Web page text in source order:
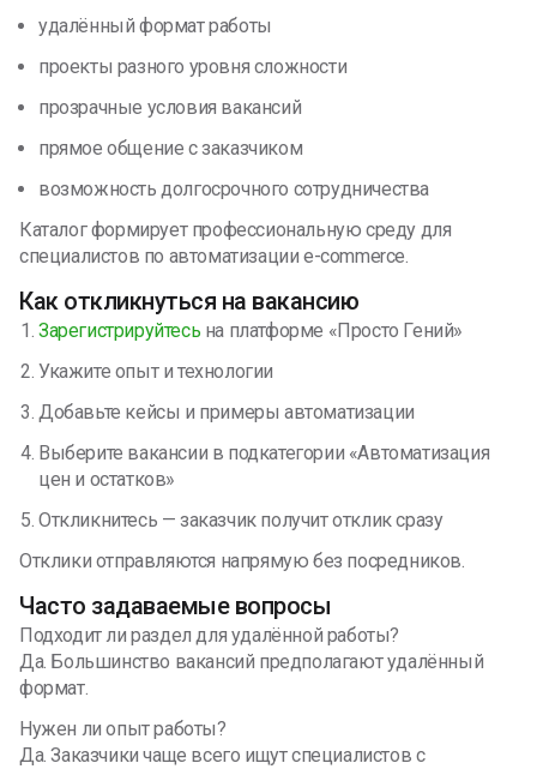
удалённый формат работы
проекты разного уровня сложности
прозрачные условия вакансий
прямое общение с заказчиком
возможность долгосрочного сотрудничества
Каталог формирует профессиональную среду для
специалистов по автоматизации e-commerce.
Как откликнуться на вакансию
Зарегистрируйтесь на платформе «Просто Гений»
Укажите опыт и технологии
Добавьте кейсы и примеры автоматизации
Выберите вакансии в подкатегории «Автоматизация
цен и остатков»
Откликнитесь — заказчик получит отклик сразу
Отклики отправляются напрямую без посредников.
Часто задаваемые вопросы
Подходит ли раздел для удалённой работы?
Да. Большинство вакансий предполагают удалённый
формат.
Нужен ли опыт работы?
Да. Заказчики чаще всего ищут специалистов с